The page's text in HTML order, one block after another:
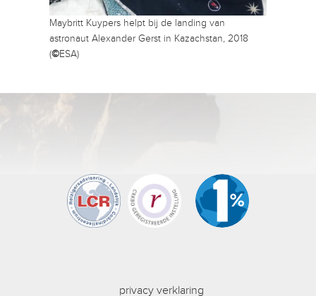
Maybritt Kuypers helpt bij de landing van
astronaut Alexander Gerst in Kazachstan, 2018
(©ESA)
privacy verklaring